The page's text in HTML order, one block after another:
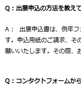
Q : 出展申込の方法を教え
A : 出展申込書は、例年フ
す。申込用紙のご請求、そ
願いいたします。その際、
Q : コンタクトフォームか